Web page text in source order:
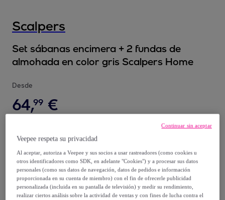
Scalpers
Set sábanas encimera + 2 fundas de
almohada en color gris Scalpers Home
Desde
64,99 €
-18%
Vendido porDiempi
Veepee respeta su privacidad
Al aceptar, autoriza a Veepee y sus socios a usar rastreadores (como cookies u
otros identificadores como SDK, en adelante "Cookies") y a procesar sus datos
personales (como sus datos de navegación, datos de pedidos e información
proporcionada en su cuenta de miembro) con el fin de ofrecerle publicidad
personalizada (incluida en su pantalla de televisión) y medir su rendimiento,
realizar ciertos análisis sobre la actividad de ventas y con fines de lucha contra el
Continuar sin aceptar